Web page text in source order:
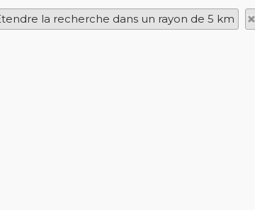
la recherche dans un rayon de 5 km